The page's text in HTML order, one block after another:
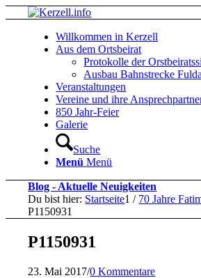
Willkommen in Kerzell
Aus dem Ortsbeirat
Protokolle der
Ausbau Bahnstrecke
Veranstaltungen
Vereine und ihre
850 Jahr-Feier
Galerie
Suche
Menü Menü
Blog - Aktuelle Neuigkeiten
Du bist hier: Startseite1 / 70 Jahre
P1150931
P1150931
23. Mai 2017/0 Kommentare